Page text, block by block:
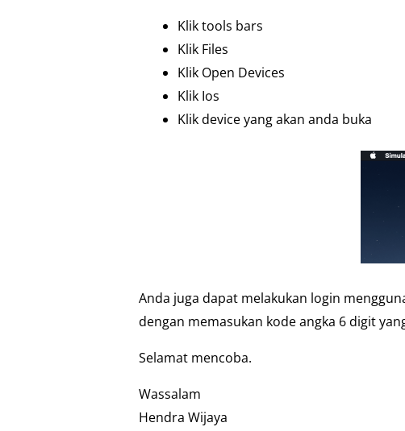
Klik tools bars
Klik Files
Klik Open Devices
Klik Ios
Klik device yang akan anda buka
Anda juga dapat melakukan login
dengan memasukan kode angka 6 digit
Selamat mencoba.
Wassalam
Hendra Wijaya